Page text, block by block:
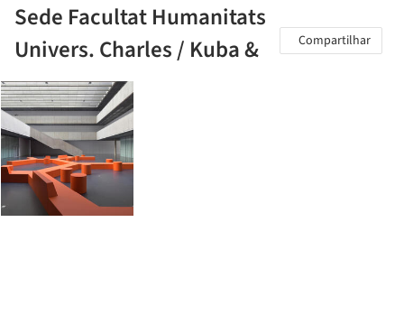
Sede Facultat Humanitats
Univers. Charles / Kuba &
Compartilhar